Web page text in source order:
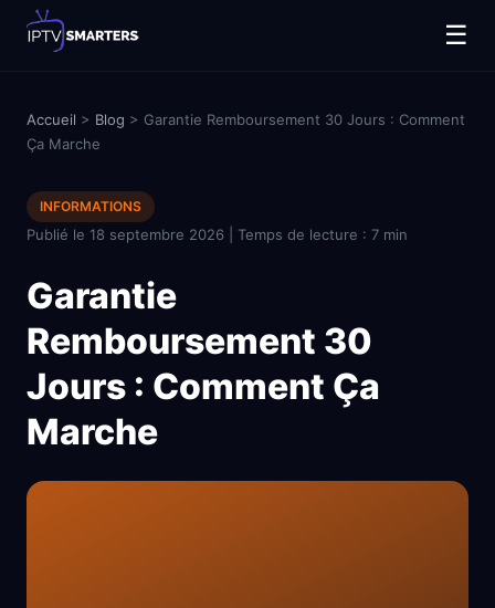
☰
Accueil > Blog > Garantie Remboursement 30 Jours : Comment
Ça Marche
INFORMATIONS
Publié le 18 septembre 2026 | Temps de lecture : 7 min
Garantie
Remboursement 30
Jours : Comment Ça
Marche